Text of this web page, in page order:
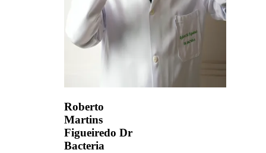
Roberto
Martins
Figueiredo Dr
Bacteria